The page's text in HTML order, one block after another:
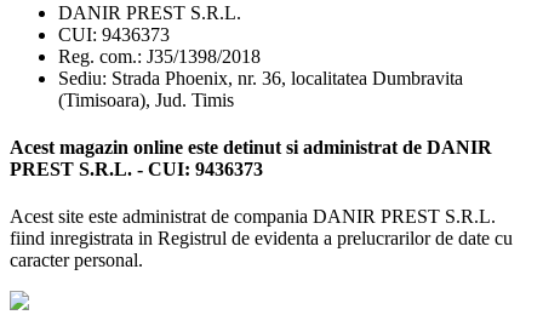
DANIR PREST S.R.L.
CUI: 9436373
Reg. com.: J35/1398/2018
Sediu: Strada Phoenix, nr. 36, localitatea Dumbravita
(Timisoara), Jud. Timis
Acest magazin online este detinut si administrat de DANIR
PREST S.R.L. - CUI: 9436373
Acest site este administrat de compania DANIR PREST S.R.L.
fiind inregistrata in Registrul de evidenta a prelucrarilor de date cu
caracter personal.